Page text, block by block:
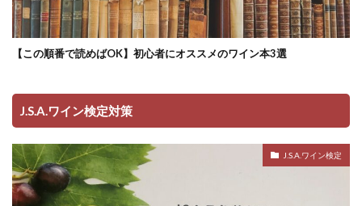
【この順番で読めばOK】初心者にオススメのワイン本3選
J.S.A.ワイン検定対策
J.S.A.ワイン検定